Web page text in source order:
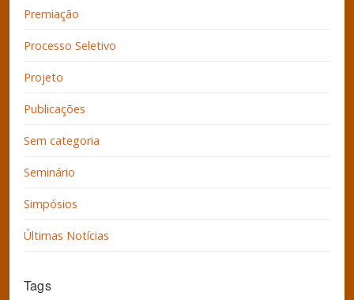
Premiação
Processo Seletivo
Projeto
Publicações
Sem categoria
Seminário
Simpósios
Últimas Notícias
Tags